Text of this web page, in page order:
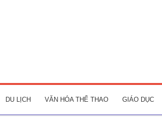
DU LỊCH VĂN HÓA THỂ THAO GIÁO DỤC